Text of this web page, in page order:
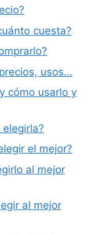
cuesta?
usos…
cómo usarlo y
el mejor?
al mejor
al mejor